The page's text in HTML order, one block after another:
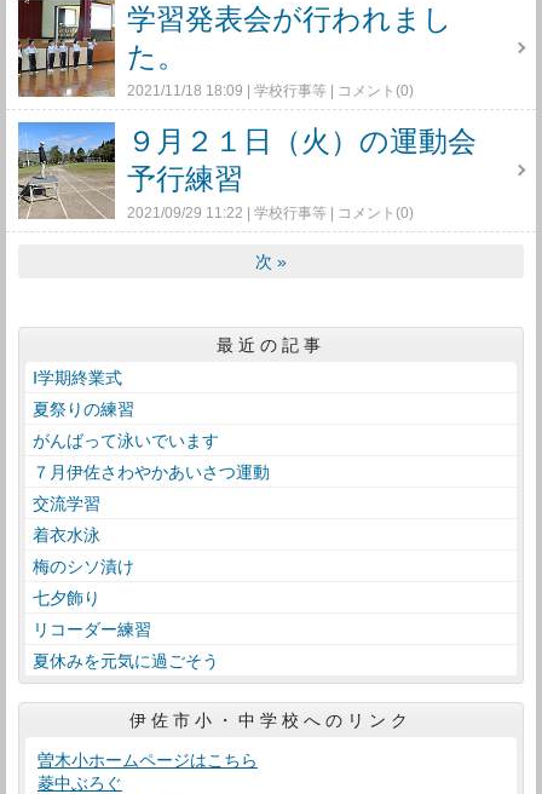
学習発表会が行われまし
た。
2021/11/18 18:09 学校行事等 コメント(0)
９月２１日（火）の運動会
予行練習
2021/09/29 11:22 学校行事等 コメント(0)
次 »
最近の記事
Ⅰ学期終業式
夏祭りの練習
がんばって泳いでいます
７月伊佐さわやかあいさつ運動
交流学習
着衣水泳
梅のシソ漬け
七夕飾り
リコーダー練習
夏休みを元気に過ごそう
伊佐市小・中学校へのリンク
曽木小ホームページはこちら
菱中ぶろぐ